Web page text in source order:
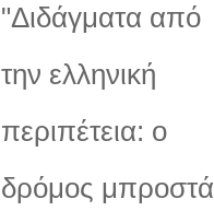
"Διδάγματα από
την ελληνική
περιπέτεια: ο
δρόμος μπροστά